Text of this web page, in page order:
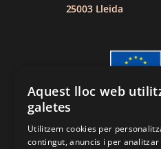
25003 Lleida
Aquest lloc web
galetes
Utilitzem cookies per
contingut, anuncis i per